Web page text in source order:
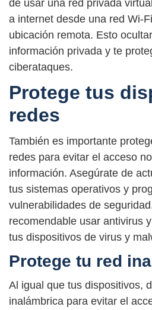
de usar una red privada
a internet desde una red Wi-
ubicación remota. Esto
información privada y te
ciberataques.
Protege tus
redes
También es importante
redes para evitar el acceso
información. Asegúrate de
tus sistemas operativos y
vulnerabilidades de
recomendable usar antivirus
tus dispositivos de virus y
Protege tu red
Al igual que tus dispositivos,
inalámbrica para evitar el